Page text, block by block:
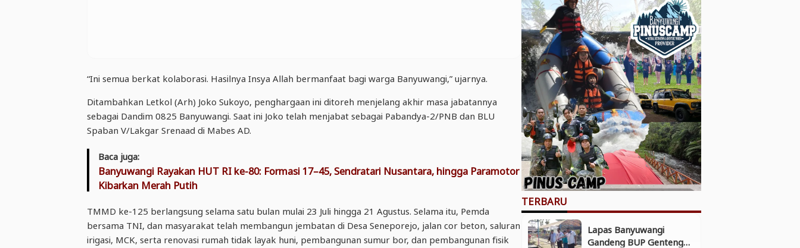
“Ini semua berkat kolaborasi. Hasilnya Insya Allah bermanfaat bagi warga Banyuwangi,” ujarnya.
Ditambahkan Letkol (Arh) Joko Sukoyo, penghargaan ini ditoreh menjelang akhir masa jabatannya
sebagai Dandim 0825 Banyuwangi. Saat ini Joko telah menjabat sebagai Pabandya-2/PNB dan BLU
Spaban V/Lakgar Srenaad di Mabes AD.
Baca juga:
Banyuwangi Rayakan HUT RI ke-80: Formasi 17–45, Sendratari Nusantara, hingga Paramotor
Kibarkan Merah Putih
TMMD ke-125 berlangsung selama satu bulan mulai 23 Juli hingga 21 Agustus. Selama itu, Pemda
bersama TNI, dan masyarakat telah membangun jembatan di Desa Seneporejo, jalan cor beton, saluran
irigasi, MCK, serta renovasi rumah tidak layak huni, pembangunan sumur bor, dan pembangunan fisik
TERBARU
Lapas Banyuwangi
Gandeng BUP Genteng